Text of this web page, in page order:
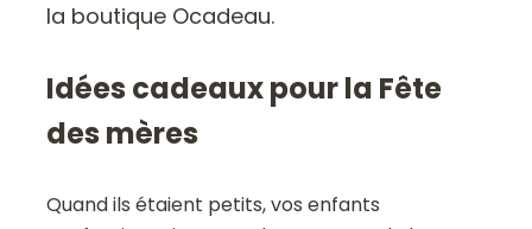
la boutique Ocadeau.
Idées cadeaux pour la Fête
des mères
Quand ils étaient petits, vos enfants